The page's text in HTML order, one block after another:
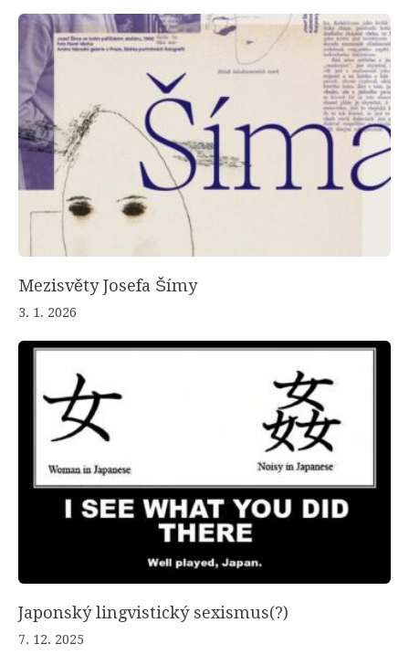
Mezisvěty Josefa Šímy
3. 1. 2026
Japonský lingvistický sexismus(?)
7. 12. 2025